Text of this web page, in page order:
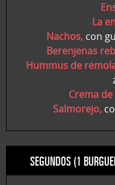
La
Nachos,con
Berenjenas
Hummus de
Crema de
Salmorejo,
SEGUNDOS (1